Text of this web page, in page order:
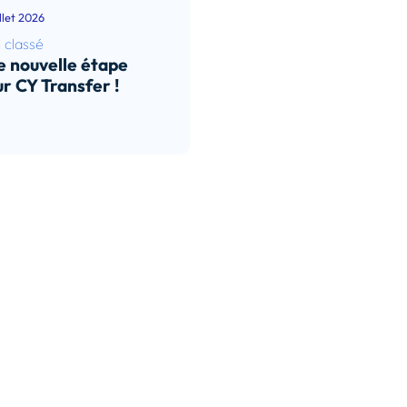
2026
classé
nouvelle étape
CY Transfer !